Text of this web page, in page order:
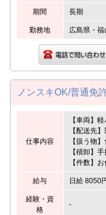
期間 長期
勤務地 広島県・福
ノンスキOK/普通免
仕事内容
【車両】
【配送先
【扱う物
【積卸】
【件数】
給与 日給 8050
経験・資
格
-